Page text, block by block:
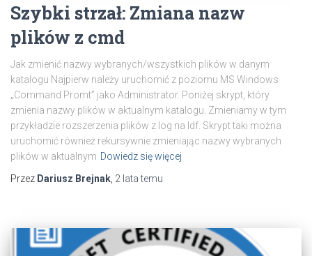
Szybki strzał: Zmiana nazw
plików z cmd
Jak zmienić nazwy wybranych/wszystkich plików w danym
katalogu Najpierw należy uruchomić z poziomu MS Windows
„Command Promt” jako Administrator. Poniżej skrypt, który
zmienia nazwy plików w aktualnym katalogu. Zmieniamy w tym
przykładzie rozszerzenia plików z log na ldf. Skrypt taki można
uruchomić również rekursywnie zmieniając nazwy wybranych
plików w aktualnym Dowiedz się więcej
Przez Dariusz Brejnak 2 latatemu